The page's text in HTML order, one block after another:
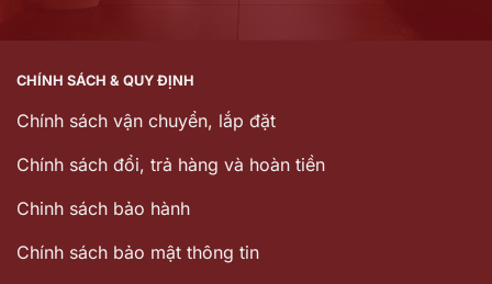
CHÍNH SÁCH & QUY ĐỊNH
Chính sách vận chuyển, lắp đặt
Chính sách đổi, trả hàng và hoàn tiền
Chinh sách bảo hành
Chính sách bảo mật thông tin